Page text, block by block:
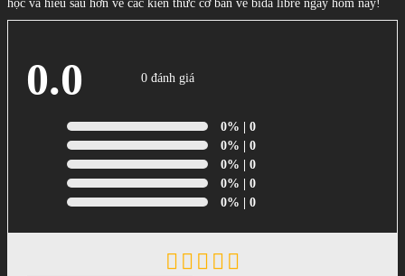
học và hiểu sâu hơn về các kiến thức cơ bản về bida libre ngay hôm nay!
0.0 0 đánh giá
0% | 0
0% | 0
0% | 0
0% | 0
0% | 0